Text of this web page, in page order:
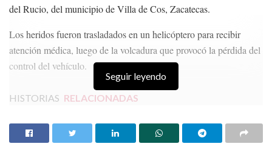
“Recuperar la confianza, la misión y vocación de las instituciones
de educación superior no será fácil”, pero hoy aquí en el Senado
de la República, dijo, debemos reunir el coraje necesario para
hacer que nuestras respectivas instituciones sean lo que nuestro
Temas: #Homenaje a la UNAM en el Senado
del Rucio, del municipio de Villa de Cos, Zacatecas.
Los heridos fueron trasladados en un helicóptero para recibir
atención médica, luego de la volcadura que provocó la pérdida del
control del vehículo.
HISTORIAS RELACIONADAS
Reciben 20 años de prisión por incendio a autos
afuera del Bar Condesa y Bar Burdo
Seguir leyendo